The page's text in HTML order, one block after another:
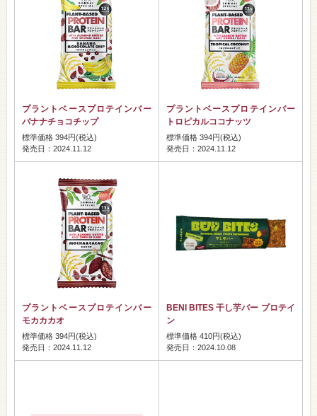
プラントベースプロテインバー
バナナチョコチップ
標準価格 394円(税込)
発売日：2024.11.12
プラントベースプロテインバー
トロピカルココナッツ
標準価格 394円(税込)
発売日：2024.11.12
プラントベースプロテインバー
モカカカオ
標準価格 394円(税込)
発売日：2024.11.12
BENI BITES 干し芋バー プロテイ
ン
標準価格 410円(税込)
発売日：2024.10.08